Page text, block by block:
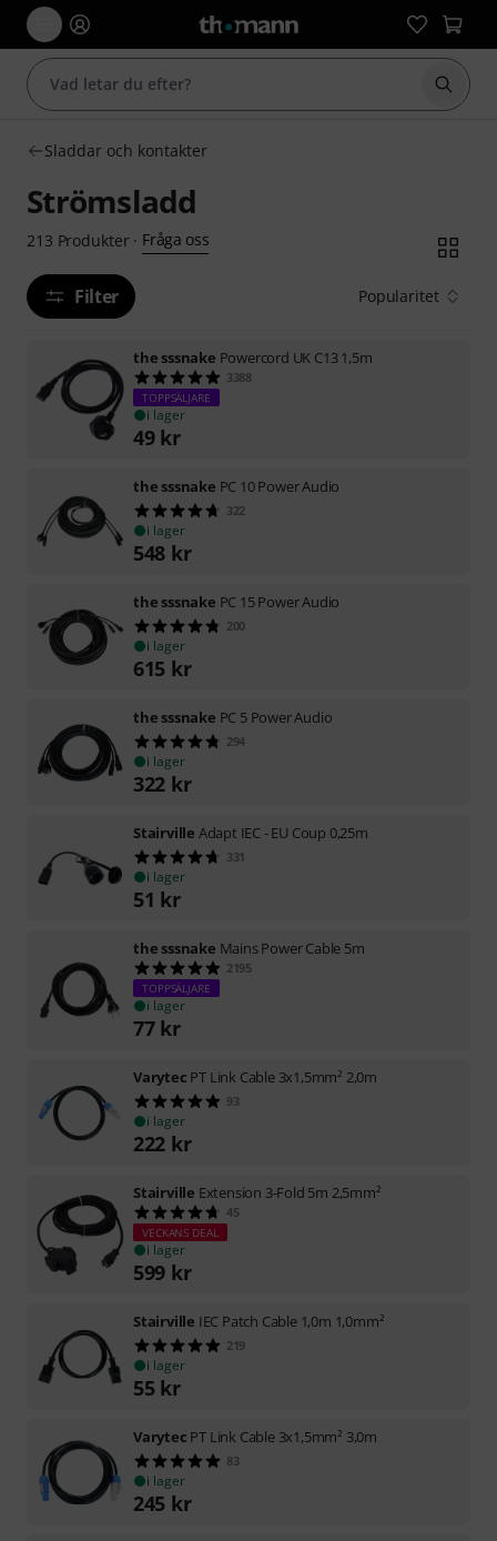
Börja
Sladdar och kontakter
Strömsladd
213 Produkter· Fråga oss
Filter Popularitet
the sssnake Powercord UK C13 1,5m
3388
TOPPSÄLJARE
i lager
49 kr
the sssnake PC 10 Power Audio
322
i lager
548 kr
the sssnake PC 15 Power Audio
200
i lager
615 kr
the sssnake PC 5 Power Audio
294
i lager
322 kr
Stairville Adapt IEC - EU Coup 0,25m
331
i lager
51 kr
the sssnake Mains Power Cable 5m
2195
TOPPSÄLJARE
i lager
77 kr
Varytec PT Link Cable 3x1,5mm² 2,0m
93
i lager
222 kr
Stairville Extension 3-Fold 5m 2,5mm²
45
VECKANS DEAL
i lager
599 kr
Stairville IEC Patch Cable 1,0m 1,0mm²
219
i lager
55 kr
Varytec PT Link Cable 3x1,5mm² 3,0m
83
i lager
245 kr